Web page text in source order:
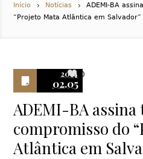
Início Notícias
ADEMI-BA
“Projeto Mata Atlântica em Salvador”
2014
02.05
0
ADEMI-BA
compromisso do
Atlântica em